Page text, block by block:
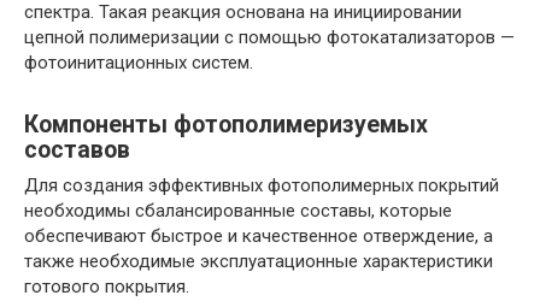
спектра. Такая реакция основана на инициировании
цепной полимеризации с помощью фотокатализаторов —
фотоинитационных систем.
Компоненты фотополимеризуемых
составов
Для создания эффективных фотополимерных покрытий
необходимы сбалансированные составы, которые
обеспечивают быстрое и качественное отверждение, а
также необходимые эксплуатационные характеристики
готового покрытия.